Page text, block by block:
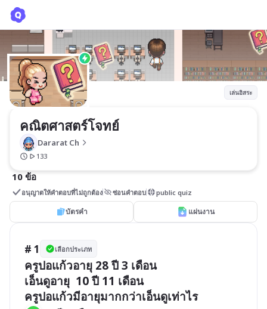
เล่นอิสระ
คณิตศาสตร์โจทย์
Dararat Ch
133
10 ข้อ
อนุญาตให้คำตอบที่ไม่ถูกต้อง ซ่อนคำตอบ public quiz
บัตรคำ แผ่นงาน
# 1 เลือกประเภท
ครูปอแก้วอายุ 28 ปี 3 เดือน
เอ็นดูอายุ  10 ปี 11 เดือน
ครูปอแก้วมีอายุมากกว่าเอ็นดูเท่าไร